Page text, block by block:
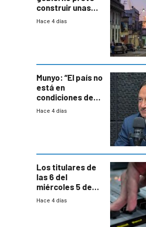
construir unas
mil viviendas en
Hace 4 días
Munyo: “El país no
está en
condiciones de
enfrentar una
Hace 4 días
Los titulares de
las 6 del
miércoles 5 de
agosto de 2026
Hace 4 días